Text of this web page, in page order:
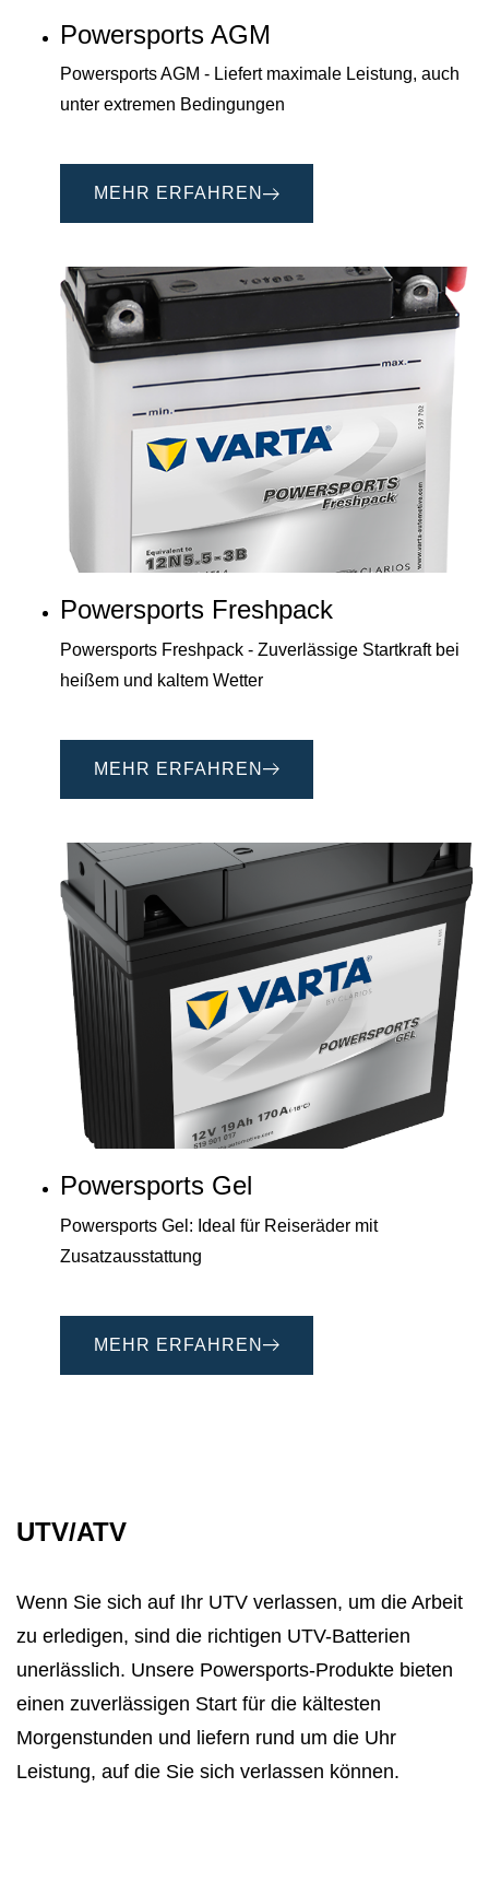
Powersports AGM
Powersports AGM - Liefert maximale Leistung, auch
unter extremen Bedingungen
MEHR ERFAHREN
Powersports Freshpack
Powersports Freshpack - Zuverlässige Startkraft bei
heißem und kaltem Wetter
MEHR ERFAHREN
Powersports Gel
Powersports Gel: Ideal für Reiseräder mit
Zusatzausstattung
MEHR ERFAHREN
UTV/ATV
Wenn Sie sich auf Ihr UTV verlassen, um die Arbeit
zu erledigen, sind die richtigen UTV-Batterien
unerlässlich. Unsere Powersports-Produkte bieten
einen zuverlässigen Start für die kältesten
Morgenstunden und liefern rund um die Uhr
Leistung, auf die Sie sich verlassen können.